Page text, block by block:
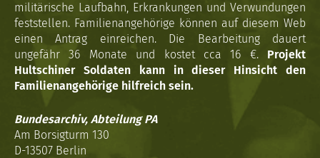
militärische Laufbahn, Erkrankungen und Verwundungen
feststellen. Familienangehörige können auf diesem Web
einen Antrag einreichen. Die Bearbeitung dauert
ungefähr 36 Monate und kostet cca 16 €. Projekt
Hultschiner Soldaten kann in dieser Hinsicht den
Familienangehörige hilfreich sein.
Bundesarchiv, Abteilung PA
Am Borsigturm 130
D-13507 Berlin